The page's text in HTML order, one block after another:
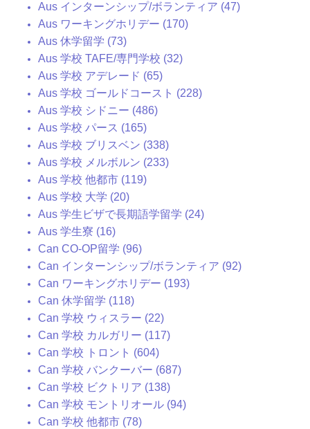
Aus インターンシップ/ボランティア (47)
Aus ワーキングホリデー (170)
Aus 休学留学 (73)
Aus 学校 TAFE/専門学校 (32)
Aus 学校 アデレード (65)
Aus 学校 ゴールドコースト (228)
Aus 学校 シドニー (486)
Aus 学校 パース (165)
Aus 学校 ブリスベン (338)
Aus 学校 メルボルン (233)
Aus 学校 他都市 (119)
Aus 学校 大学 (20)
Aus 学生ビザで長期語学留学 (24)
Aus 学生寮 (16)
Can CO-OP留学 (96)
Can インターンシップ/ボランティア (92)
Can ワーキングホリデー (193)
Can 休学留学 (118)
Can 学校 ウィスラー (22)
Can 学校 カルガリー (117)
Can 学校 トロント (604)
Can 学校 バンクーバー (687)
Can 学校 ビクトリア (138)
Can 学校 モントリオール (94)
Can 学校 他都市 (78)